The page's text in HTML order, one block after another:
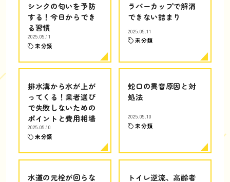
シンクの匂いを予防
する！今日からでき
る習慣
2025.05.11
未分類
ラバーカップで解消
できない詰まり
2025.05.11
未分類
排水溝から水が上が
ってくる！業者選び
で失敗しないための
ポイントと費用相場
2025.05.10
未分類
蛇口の異音原因と対
処法
2025.05.10
未分類
水道の元栓が回らな トイレ逆流、高齢者